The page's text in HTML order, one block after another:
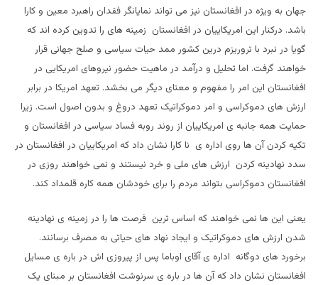
جهان به ویژه در افغانستان نیز می تواند نمایانگر فقدان راهبرد معین و کارا
باشد. درکنار این امریکاییان در افغانستان زمینه های را تدوین کرده اند که
گویا در نبرد با تروریزم درین کشور ممد حیات سیاسی و صلح جهانی قرار
خواهند گرفت. اما تحلیل و درآمد در ماهیت حضور نیروهای امریکایی در
افغانستان این امر را مفهوم و معنای دیگر می بخشد. تعهد امریکا در برابر
ارزش های دموکراسی و امر دموکراتیک تعهد دروغ و بدون اصول است. زیرا
حمایت همه جانبه ی امریکاییان از روند روبه فساد سیاسی در افغانستان و
تکیه کردن آن ها روی اداره ی نا کارا نشان داد که امریکاییان در افغانستان در
سدد نهادینه کردن ارزش های ملی و خرد نیستند و نمی خواهند روزی در
افغانستان دموکراسی بتواند مردم را برای خودشان همه کاره قلمداد کند.
یعنی این ها نمی خواهند که اساس ترین فرصت ها را در زمینه ی نهادینه
شدن ارزش های دموکراتیک و ایجاد نهاد های حیاتی به مصرف برسانند.
برخورد های دوگانه اداره ی آقای اوباما پس از پیروزی اش در باره ی مسایل
افغانستان نشان داد که آن ها در باره ی سرنوشت افغانستان بر مبنای یک